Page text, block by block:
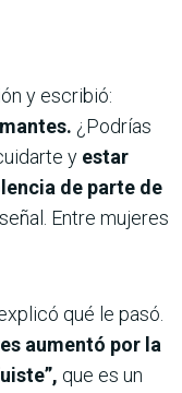
y escribió:
¿Podrías
y estar
de parte de
Entre mujeres
qué le pasó.
aumentó por la
que es un